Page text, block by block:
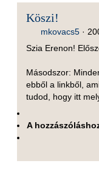
Köszi!
mkovacs5·
Szia Erenon!
Másodszor:
ebből a linkből,
tudod, hogy itt
A